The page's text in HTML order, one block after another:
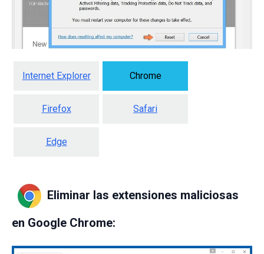
Internet Explorer Chrome
Firefox Safari
Edge
Eliminar las extensiones maliciosas
en Google Chrome: